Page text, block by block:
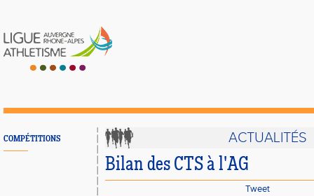
COMPÉTITIONS ACTUALITÉS
Bilan des CTS à l'AG
Tweet